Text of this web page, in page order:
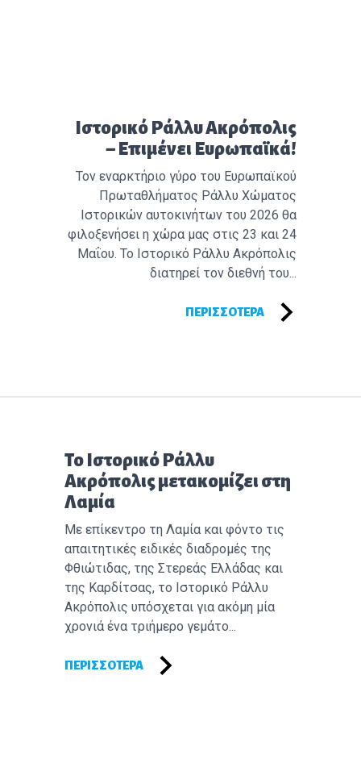
Προηγούμενο άρθρο:
Ιστορικό Ράλλυ Ακρόπολις
– Επιμένει Ευρωπαϊκά!
Τον εναρκτήριο γύρο του Ευρωπαϊκού
Πρωταθλήματος Ράλλυ Χώματος
Ιστορικών αυτοκινήτων του 2026 θα
φιλοξενήσει η χώρα μας στις 23 και 24
Μαΐου. Το Ιστορικό Ράλλυ Ακρόπολις
διατηρεί τον διεθνή του...
ΠΕΡΙΣΣΌΤΕΡΑ
Επόμενο άρθρο:
Το Ιστορικό Ράλλυ
Ακρόπολις μετακομίζει στη
Λαμία
Με επίκεντρο τη Λαμία και φόντο τις
απαιτητικές ειδικές διαδρομές της
Φθιώτιδας, της Στερεάς Ελλάδας και
της Καρδίτσας, το Ιστορικό Ράλλυ
Ακρόπολις υπόσχεται για ακόμη μία
χρονιά ένα τριήμερο γεμάτο...
ΠΕΡΙΣΣΌΤΕΡΑ